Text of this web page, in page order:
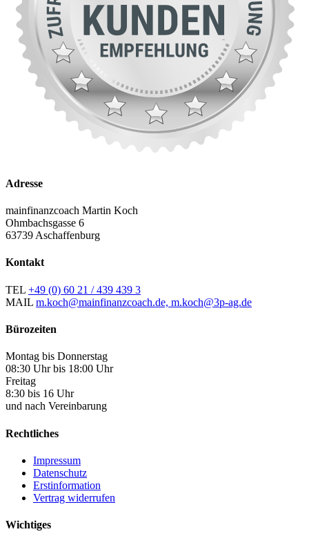
Adresse
mainfinanzcoach Martin Koch
Ohmbachsgasse 6
63739 Aschaffenburg
Kontakt
TEL +49 (0) 60 21 / 439 439 3
MAIL m.koch@mainfinanzcoach.de, m.koch@3p-ag.de
Bürozeiten
Montag bis Donnerstag
08:30 Uhr bis 18:00 Uhr
Freitag
8:30 bis 16 Uhr
und nach Vereinbarung
Rechtliches
Impressum
Datenschutz
Erstinformation
Vertrag widerrufen
Wichtiges